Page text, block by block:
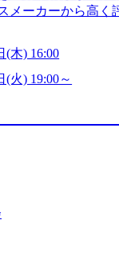
社は、FinTech領
深い理解を持つコ
持つシンプレク
実装支援を軸に
幅広いプロジェ
策定、DX戦略立
てはDX戦略立案
ンチュア出身。金
メーカーから高く
たちの技術/私た
の技術/私たちの
長しており、そ
a367-
49d6-
レゼン研修」、
実施しており、
(木) 16:00
(火) 19:00～